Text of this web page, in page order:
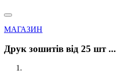
МАГАЗИН
Друк зошитів від 25 шт ...